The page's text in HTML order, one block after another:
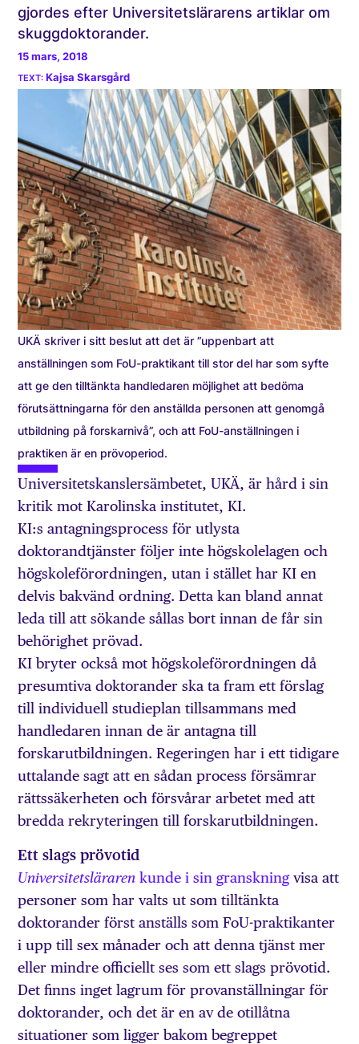
gjordes efter Universitetslärarens artiklar om
skuggdoktorander.
15 mars, 2018
Kajsa Skarsgård
UKÄ skriver i sitt beslut att det är ”uppenbart att
anställningen som FoU-praktikant till stor del har som syfte
att ge den tilltänkta handledaren möjlighet att bedöma
förutsättningarna för den anställda personen att genomgå
utbildning på forskarnivå”, och att FoU-anställningen i
praktiken är en prövoperiod.
Universitetskanslersämbetet, UKÄ, är hård i sin
kritik mot Karolinska institutet, KI.
KI:s antagningsprocess för utlysta
doktorandtjänster följer inte högskolelagen och
högskoleförordningen, utan i stället har KI en
delvis bakvänd ordning. Detta kan bland annat
leda till att sökande sållas bort innan de får sin
behörighet prövad.
KI bryter också mot högskoleförordningen då
presumtiva doktorander ska ta fram ett förslag
till individuell studieplan tillsammans med
handledaren innan de är antagna till
forskarutbildningen. Regeringen har i ett tidigare
uttalande sagt att en sådan process försämrar
rättssäkerheten och försvårar arbetet med att
bredda rekryteringen till forskarutbildningen.
Ett slags prövotid
Universitetsläraren kunde i sin granskningvisa att
personer som har valts ut som tilltänkta
doktorander först anställs som FoU-praktikanter
i upp till sex månader och att denna tjänst mer
eller mindre officiellt ses som ett slags prövotid.
Det finns inget lagrum för provanställningar för
doktorander, och det är en av de otillåtna
situationer som ligger bakom begreppet